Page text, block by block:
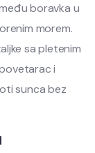
boravka u
morem.
sa pletenim
i
sunca bez